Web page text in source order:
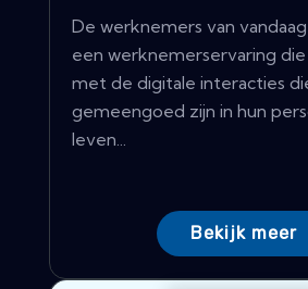
De werknemers van
een werknemerservaring
met de digitale interacties
gemeengoed zijn in hun
leven...
Bekijk meer